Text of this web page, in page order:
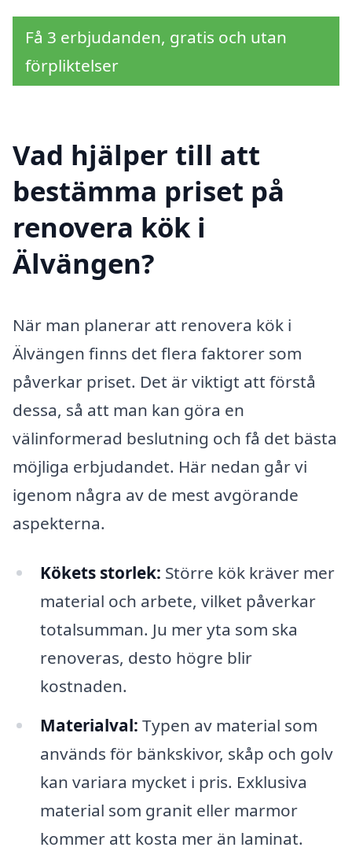
Få 3 erbjudanden, gratis och utan
förpliktelser
Vad hjälper till att
bestämma priset på
renovera kök i
Älvängen?
När man planerar att renovera kök i
Älvängen finns det flera faktorer som
påverkar priset. Det är viktigt att förstå
dessa, så att man kan göra en
välinformerad beslutning och få det bästa
möjliga erbjudandet. Här nedan går vi
igenom några av de mest avgörande
aspekterna.
Kökets storlek: Större kök kräver mer
material och arbete, vilket påverkar
totalsumman. Ju mer yta som ska
renoveras, desto högre blir
kostnaden.
Materialval: Typen av material som
används för bänkskivor, skåp och golv
kan variara mycket i pris. Exklusiva
material som granit eller marmor
kommer att kosta mer än laminat.